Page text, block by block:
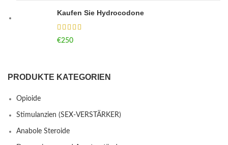
Kaufen Sie Hydrocodone
€250
PRODUKTE KATEGORIEN
Opioide
Stimulanzien (SEX-VERSTÄRKER)
Anabole Steroide